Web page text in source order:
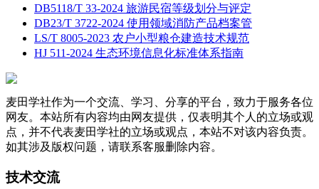
DB5118/T 33-2024 旅游民宿等级划分与评定
DB23/T 3722-2024 使用领域消防产品档案管
LS/T 8005-2023 农户小型粮仓建造技术规范
HJ 511-2024 生态环境信息化标准体系指南
麦田学社作为一个交流、学习、分享的平台，致力于服务各位
网友。本站所有内容均由网友提供，仅表明其个人的立场或观
点，并不代表麦田学社的立场或观点，本站不对该内容负责。
如其涉及版权问题，请联系客服删除内容。
技术交流